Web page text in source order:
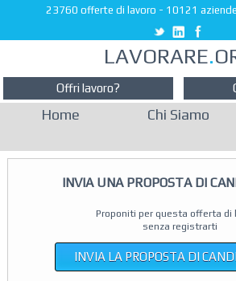
23760 offerte di lavoro - 10121 aziende
LAVORARE.
Offri lavoro?
Home Chi Siamo
INVIA UNA PROPOSTA DI
Proponiti per questa offerta di
senza registrarti
INVIA LA PROPOSTA DI